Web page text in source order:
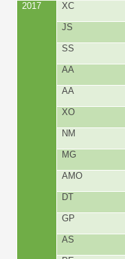
2017
XC
JS
SS
AA
AA
XO
NM
MG
AMO
DT
GP
AS